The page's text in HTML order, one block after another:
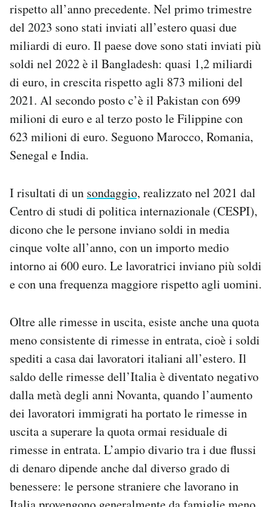
rispetto all’anno precedente. Nel primo trimestre
del 2023 sono stati inviati all’estero quasi due
miliardi di euro. Il paese dove sono stati inviati più
soldi nel 2022 è il Bangladesh: quasi 1,2 miliardi
di euro, in crescita rispetto agli 873 milioni del
2021. Al secondo posto c’è il Pakistan con 699
milioni di euro e al terzo posto le Filippine con
623 milioni di euro. Seguono Marocco, Romania,
Senegal e India.
I risultati di un sondaggio, realizzato nel 2021 dal
Centro di studi di politica internazionale (CESPI),
dicono che le persone inviano soldi in media
cinque volte all’anno, con un importo medio
intorno ai 600 euro. Le lavoratrici inviano più soldi
e con una frequenza maggiore rispetto agli uomini.
Oltre alle rimesse in uscita, esiste anche una quota
meno consistente di rimesse in entrata, cioè i soldi
spediti a casa dai lavoratori italiani all’estero. Il
saldo delle rimesse dell’Italia è diventato negativo
dalla metà degli anni Novanta, quando l’aumento
dei lavoratori immigrati ha portato le rimesse in
uscita a superare la quota ormai residuale di
rimesse in entrata. L’ampio divario tra i due flussi
di denaro dipende anche dal diverso grado di
benessere: le persone straniere che lavorano in